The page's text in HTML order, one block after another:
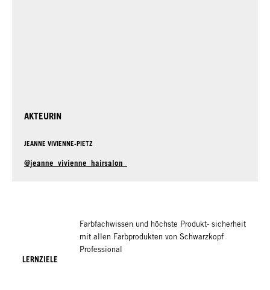
AKTEURIN
JEANNE VIVIENNE-PIETZ
@jeanne_vivienne_hairsalon_
LERNZIELE
Farbfachwissen und höchste Produkt- sicherheit
mit allen Farbprodukten von Schwarzkopf
Professional